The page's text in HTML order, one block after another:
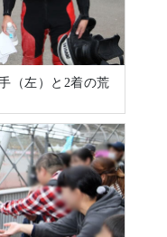
（左）と2着の荒